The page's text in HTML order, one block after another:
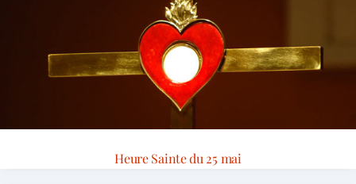
Heure Sainte du 25 mai